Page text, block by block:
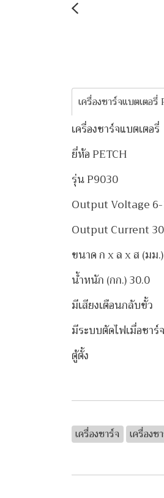
เครื่องชาร์จแบตเตอ
เครื่องชาร์จแบตเตอรี่
ยี่ห้อ PETCH
รุ่น P9030
Output Voltage
Output Current
ขนาด ก x ล x ส (มม
น้ำหนัก (กก.) 30.0
มีเสียงเตือนกลับขั้ว
มีระบบตัดไฟเมื่อชาร์
ตู้ตั้ง
เครื่องชาร์จ เครื่องช